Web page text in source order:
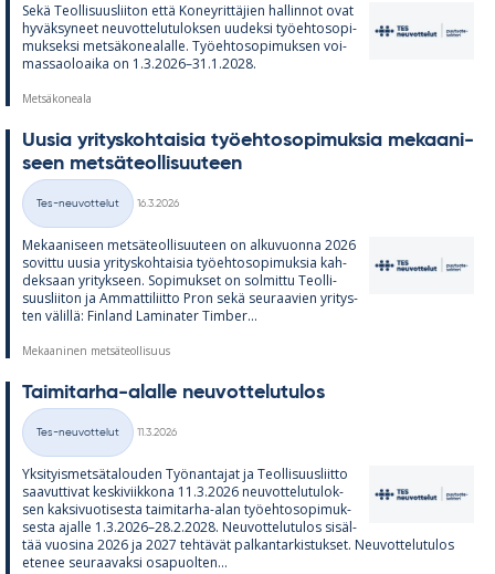
Sekä Teol­li­suus­lii­ton että Ko­ney­rit­tä­jien hal­lin­not ovat
hy­väk­sy­neet neu­vot­te­lu­tu­lok­sen uu­deksi työ­eh­to­so­pi­
muk­seksi met­sä­ko­nea­lalle. Työ­eh­to­so­pi­muk­sen voi­
mas­sao­loaika on 1.3.2026–31.1.2028.
Metsäkoneala
Uusia yri­tys­koh­tai­sia työ­eh­to­so­pi­muk­sia me­kaa­ni­
seen met­sä­teol­li­suu­teen
Kategoriat
Tes-neuvottelut
16.3.2026
Me­kaa­ni­seen met­sä­teol­li­suu­teen on al­ku­vuonna 2026
so­vittu uusia yri­tys­koh­tai­sia työ­eh­to­so­pi­muk­sia kah­
dek­saan yri­tyk­seen. So­pi­muk­set on sol­mittu Teol­li­
suus­lii­ton ja Am­mat­ti­liitto Pron sekä seu­raa­vien yri­tys­
ten vä­lillä: Fin­land La­mi­na­ter Tim­ber...
Mekaaninen metsäteollisuus
Tai­mi­tarha-alalle neu­vot­te­lu­tu­los
Kategoriat
Tes-neuvottelut
11.3.2026
Yk­si­tyis­met­sä­ta­lou­den Työ­nan­ta­jat ja Teol­li­suus­liitto
saa­vut­ti­vat kes­ki­viik­kona 11.3.2026 neu­vot­te­lu­tu­lok­
sen kak­si­vuo­ti­sesta tai­mi­tarha-alan työ­eh­to­so­pi­muk­
sesta ajalle 1.3.2026–28.2.2028. Neu­vot­te­lu­tu­los si­säl­
tää vuo­sina 2026 ja 2027 teh­tä­vät pal­kan­tar­kis­tuk­set. Neu­vot­te­lu­tu­los
ete­nee seu­raa­vaksi os­a­puol­ten...